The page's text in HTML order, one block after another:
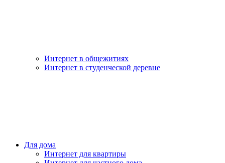
Интернет в общежитиях
Интернет в студенческой деревне
Для дома
Интернет для квартиры